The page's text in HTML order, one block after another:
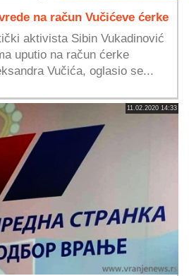
na račun Vučićeve ćerke
aktivista Sibin Vukadinović
uputio na račun ćerke
Vučića, oglasio se...
11.02.2020 14:33